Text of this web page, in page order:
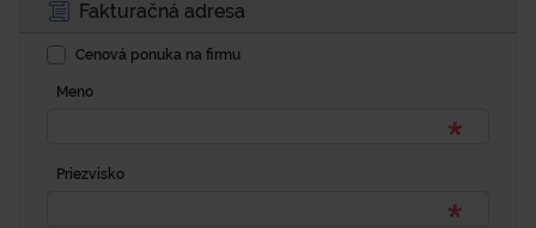
Fakturačná adresa
Cenová ponuka na firmu
Meno
Priezvisko